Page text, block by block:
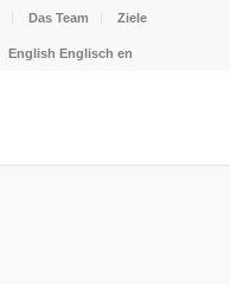
Das Team Ziele
English Englisch en